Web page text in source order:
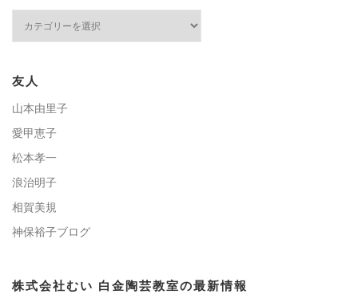
ー
友人
山本由里子
愛甲恵子
松本孝一
浪治明子
相賀美規
神保裕子ブログ
株式会社むい 白金陶芸教室の最新情報